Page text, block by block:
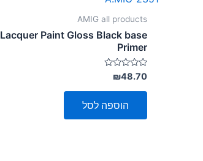
AMIG all products
Lacquer Paint Gloss Black base
Primer
דורג
0
מתוך
₪48.70
הוספה לסל